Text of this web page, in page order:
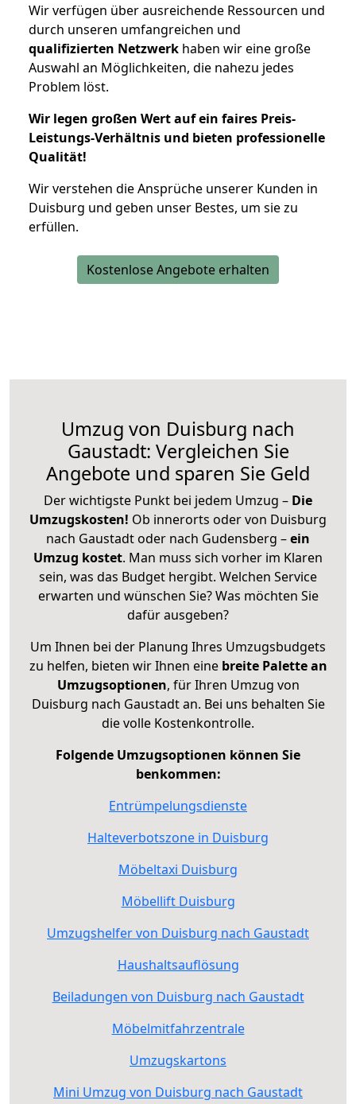
Wir verfügen über ausreichende Ressourcen und
durch unseren umfangreichen und
qualifizierten Netzwerk haben wir eine große
Auswahl an Möglichkeiten, die nahezu jedes
Problem löst.
Wir legen großen Wert auf ein faires Preis-
Leistungs-Verhältnis und bieten professionelle
Qualität!
Wir verstehen die Ansprüche unserer Kunden in
Duisburg und geben unser Bestes, um sie zu
erfüllen.
Kostenlose Angebote erhalten
Umzug von Duisburg nach
Gaustadt: Vergleichen Sie
Angebote und sparen Sie Geld
Der wichtigste Punkt bei jedem Umzug – Die
Umzugskosten! Ob innerorts oder von Duisburg
nach Gaustadt oder nach Gudensberg –ein
Umzug kostet. Man muss sich vorher im Klaren
sein, was das Budget hergibt. Welchen Service
erwarten und wünschen Sie? Was möchten Sie
dafür ausgeben?
Um Ihnen bei der Planung Ihres Umzugsbudgets
zu helfen, bieten wir Ihnen eine breite Palette an
Umzugsoptionen, für Ihren Umzug von
Duisburg nach Gaustadt an. Bei uns behalten Sie
die volle Kostenkontrolle.
Folgende Umzugsoptionen können Sie
benkommen:
Entrümpelungsdienste
Halteverbotszone in Duisburg
Möbeltaxi Duisburg
Möbellift Duisburg
Umzugshelfer von Duisburg nach Gaustadt
Haushaltsauflösung
Beiladungen von Duisburg nach Gaustadt
Möbelmitfahrzentrale
Umzugskartons
Mini Umzug von Duisburg nach Gaustadt